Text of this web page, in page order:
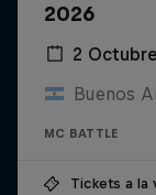
2026
2
Buenos
MC BATTLE
Tickets a la